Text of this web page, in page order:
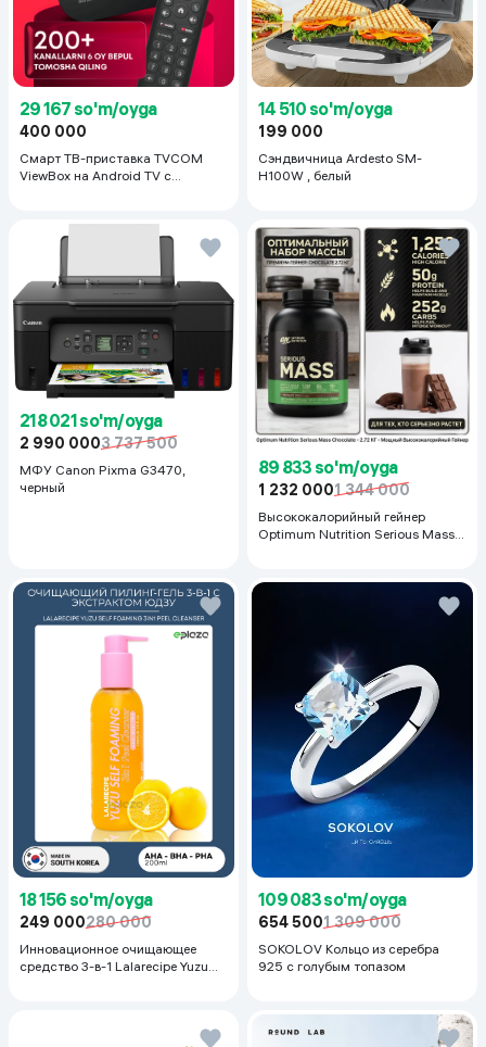
29 167 so'm/oyga
400 000
Смарт ТВ-приставка TVCOM
ViewBox на Android TV с
14 510 so'm/oyga
199 000
Сэндвичница Ardesto SM-
H100W , белый
218 021 so'm/oyga
2 990 0003 737 500
МФУ Canon Pixma G3470,
черный
89 833 so'm/oyga
1 232 0001 344 000
Высококалорийный гейнер
Optimum Nutrition Serious Mass,
18 156 so'm/oyga
249 000280 000
Инновационное очищающее
средство 3-в-1 Lalarecipe Yuzu
109 083 so'm/oyga
654 5001 309 000
SOKOLOV Кольцо из серебра
925 с голубым топазом